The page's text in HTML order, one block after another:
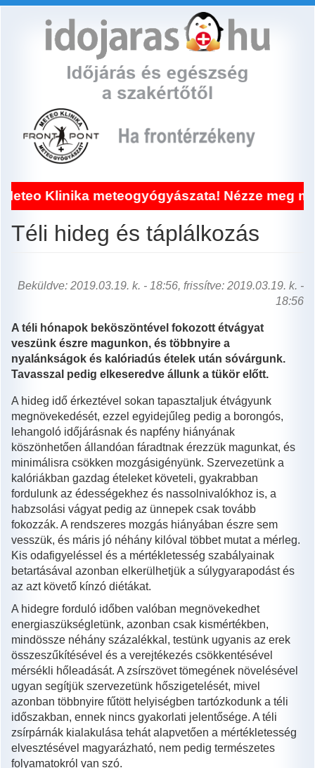
meteogyógyászata! Nézze meg miért!
Téli hideg és táplálkozás
Beküldve: 2019.03.19. k. - 18:56, frissítve: 2019.03.19. k. -
18:56
A téli hónapok beköszöntével fokozott étvágyat
veszünk észre magunkon, és többnyire a
nyalánkságok és kalóriadús ételek után sóvárgunk.
Tavasszal pedig elkeseredve állunk a tükör előtt.
A hideg idő érkeztével sokan tapasztaljuk étvágyunk
megnövekedését, ezzel egyidejűleg pedig a borongós,
lehangoló időjárásnak és napfény hiányának
köszönhetően állandóan fáradtnak érezzük magunkat, és
minimálisra csökken mozgásigényünk. Szervezetünk a
kalóriákban gazdag ételeket követeli, gyakrabban
fordulunk az édességekhez és nassolnivalókhoz is, a
habzsolási vágyat pedig az ünnepek csak tovább
fokozzák. A rendszeres mozgás hiányában észre sem
vesszük, és máris jó néhány kilóval többet mutat a mérleg.
Kis odafigyeléssel és a mértékletesség szabályainak
betartásával azonban elkerülhetjük a súlygyarapodást és
az azt követő kínzó diétákat.
A hidegre forduló időben valóban megnövekedhet
energiaszükségletünk, azonban csak kismértékben,
mindössze néhány százalékkal, testünk ugyanis az erek
összeszűkítésével és a verejtékezés csökkentésével
mérsékli hőleadását. A zsírszövet tömegének növelésével
ugyan segítjük szervezetünk hőszigetelését, mivel
azonban többnyire fűtött helyiségben tartózkodunk a téli
időszakban, ennek nincs gyakorlati jelentősége. A téli
zsírpárnák kialakulása tehát alapvetően a mértékletesség
elvesztésével magyarázható, nem pedig természetes
folyamatokról van szó.